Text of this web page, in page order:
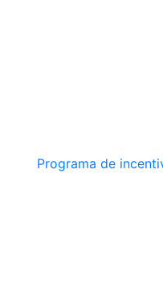
Programa de